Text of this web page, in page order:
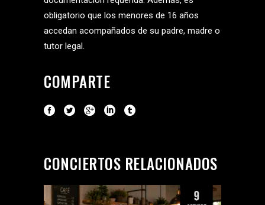
obligatorio que los menores de 16 años
accedan acompañados de su padre, madre o
tutor legal.
COMPARTE
CONCIERTOS RELACIONADOS